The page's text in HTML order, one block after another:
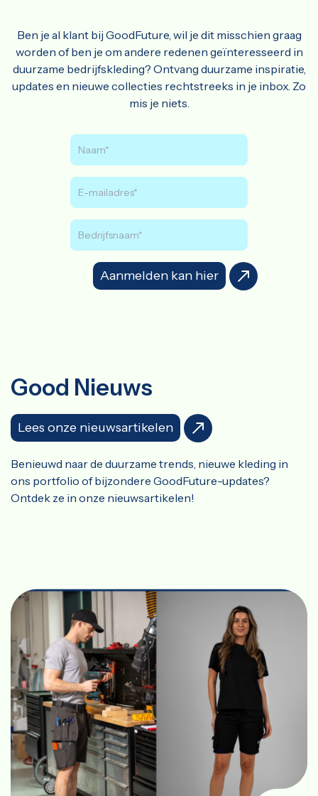
Ben je al klant bij GoodFuture, wil je dit misschien graag
worden of ben je om andere redenen geïnteresseerd in
duurzame bedrijfskleding? Ontvang duurzame inspiratie,
updates en nieuwe collecties rechtstreeks in je inbox. Zo
mis je niets.
Aanmelden kan hier
Good Nieuws
Lees onze nieuwsartikelen
Benieuwd naar de duurzame trends, nieuwe kleding in
ons portfolio of bijzondere GoodFuture-updates?
Ontdek ze in onze nieuwsartikelen!